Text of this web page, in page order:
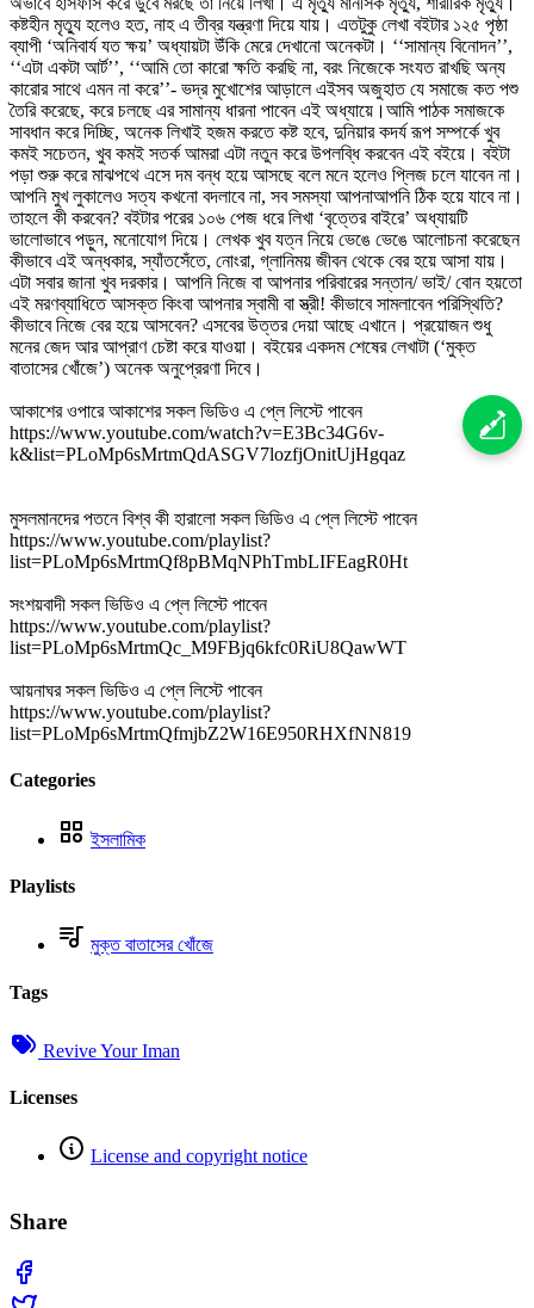
কষ্টহীন মৃত্যু হলেও হত, নাহ এ তীব্র যন্ত্রণা দিয়ে যায়। এতটুকু লেখা বইটার ১২৫ পৃষ্ঠা
ব্যাপী ‘অনিবার্য যত ক্ষয়’ অধ্যায়টা উঁকি মেরে দেখানো অনেকটা। ‘‘সামান্য বিনোদন’’,
‘‘এটা একটা আর্ট’’, ‘‘আমি তো কারো ক্ষতি করছি না, বরং নিজেকে সংযত রাখছি অন্য
কারোর সাথে এমন না করে’’- ভদ্র মুখোশের আড়ালে এইসব অজুহাত যে সমাজে কত পশু
তৈরি করেছে, করে চলছে এর সামান্য ধারনা পাবেন এই অধ্যায়ে।আমি পাঠক সমাজকে
সাবধান করে দিচ্ছি, অনেক লিখাই হজম করতে কষ্ট হবে, দুনিয়ার কদর্য রূপ সম্পর্কে খুব
কমই সচেতন, খুব কমই সতর্ক আমরা এটা নতুন করে উপলব্ধি করবেন এই বইয়ে। বইটা
পড়া শুরু করে মাঝপথে এসে দম বন্ধ হয়ে আসছে বলে মনে হলেও প্লিজ চলে যাবেন না।
আপনি মুখ লুকালেও সত্য কখনো বদলাবে না, সব সমস্যা আপনাআপনি ঠিক হয়ে যাবে না।
তাহলে কী করবেন? বইটার পরের ১০৬ পেজ ধরে লিখা ‘বৃত্তের বাইরে’ অধ্যায়টি
ভালোভাবে পড়ুন, মনোযোগ দিয়ে। লেখক খুব যত্ন নিয়ে ভেঙে ভেঙে আলোচনা করেছেন
কীভাবে এই অন্ধকার, স্যাঁতসেঁতে, নোংরা, গ্লানিময় জীবন থেকে বের হয়ে আসা যায়।
এটা সবার জানা খুব দরকার। আপনি নিজে বা আপনার পরিবারের সন্তান/ ভাই/ বোন হয়তো
এই মরণব্যাধিতে আসক্ত কিংবা আপনার স্বামী বা স্ত্রী! কীভাবে সামলাবেন পরিস্থিতি?
কীভাবে নিজে বের হয়ে আসবেন? এসবের উত্তর দেয়া আছে এখানে। প্রয়োজন শুধু
মনের জেদ আর আপ্রাণ চেষ্টা করে যাওয়া। বইয়ের একদম শেষের লেখাটা (‘মুক্ত
বাতাসের খোঁজে’) অনেক অনুপ্রেরণা দিবে।
আকাশের ওপারে আকাশের সকল ভিডিও এ প্লে লিস্টে পাবেন
https://www.youtube.com/watch?v=E3Bc34G6v-
k&list=PLoMp6sMrtmQdASGV7lozfjOnitUjHgqaz
মুসলমানদের পতনে বিশ্ব কী হারালো সকল ভিডিও এ প্লে লিস্টে পাবেন
https://www.youtube.com/playlist?
list=PLoMp6sMrtmQf8pBMqNPhTmbLIFEagR0Ht
সংশয়বাদী সকল ভিডিও এ প্লে লিস্টে পাবেন
https://www.youtube.com/playlist?
list=PLoMp6sMrtmQc_M9FBjq6kfc0RiU8QawWT
আয়নাঘর সকল ভিডিও এ প্লে লিস্টে পাবেন
https://www.youtube.com/playlist?
list=PLoMp6sMrtmQfmjbZ2W16E950RHXfNN819
Categories
ইসলামিক
Playlists
মুক্ত বাতাসের খোঁজে
Tags
Revive Your Iman
Licenses
License and copyright notice
Share